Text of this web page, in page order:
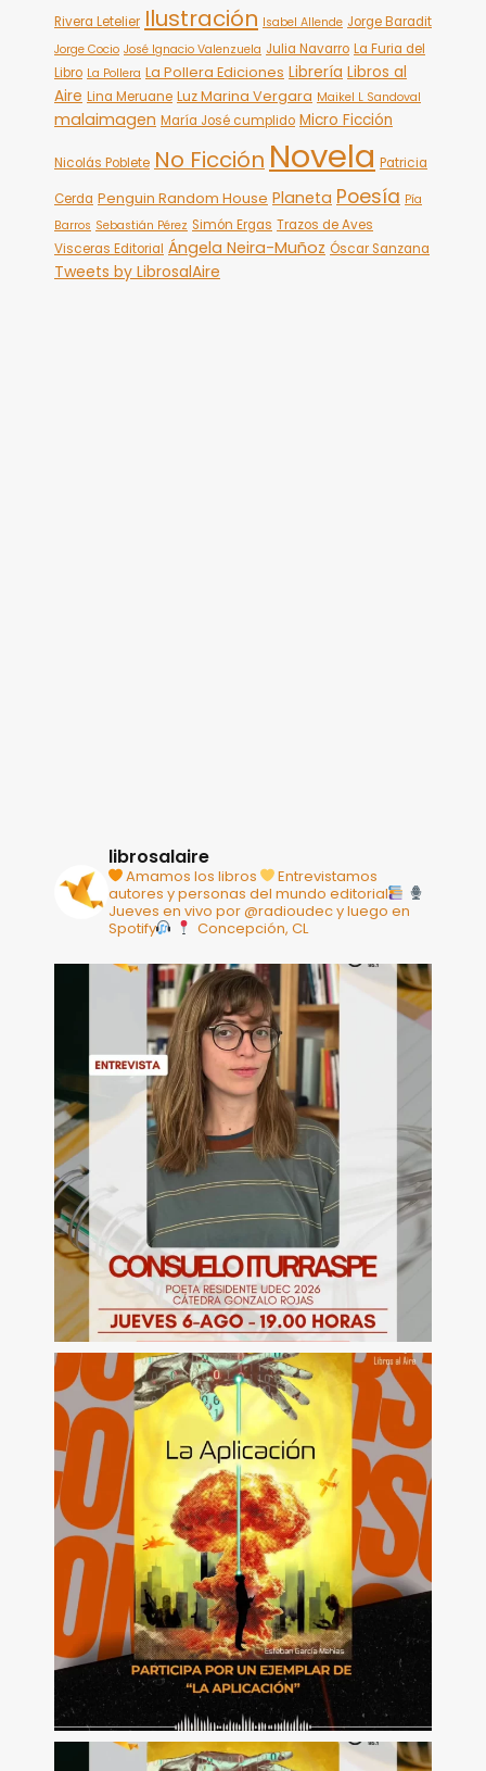
Rivera Letelier Ilustración Isabel Allende Jorge Baradit
Jorge Cocio José Ignacio Valenzuela Julia Navarro La Furia del
Libro La Pollera La Pollera Ediciones Librería Libros al
Aire Lina Meruane Luz Marina Vergara Maikel L Sandoval
malaimagen María José cumplido Micro Ficción
Nicolás Poblete No Ficción Novela Patricia
Cerda Penguin Random House Planeta Poesía Pía
Barros Sebastián Pérez Simón Ergas Trazos de Aves
Visceras Editorial Ángela Neira-Muñoz Óscar Sanzana
Tweets by LibrosalAire
librosalaire
Amamos los libros
Entrevistamos
autores y personas del mundo editorial
Jueves en vivo por @radioudec y luego en
Spotify
Concepción, CL